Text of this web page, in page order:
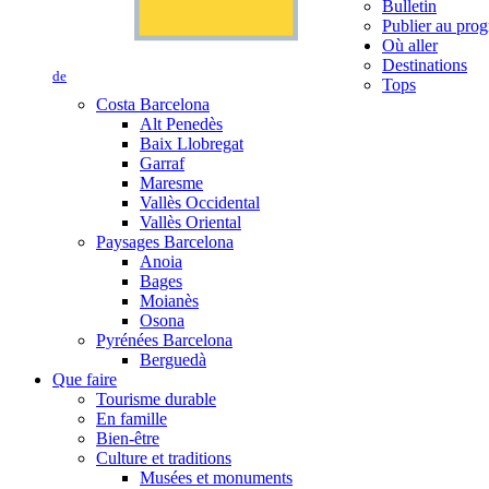
de
Bulletin
Publier au
Où aller
Destinations
Tops
Costa Barcelona
Alt Penedès
Baix Llobregat
Garraf
Maresme
Vallès Occidental
Vallès Oriental
Paysages Barcelona
Anoia
Bages
Moianès
Osona
Pyrénées Barcelona
Berguedà
Que faire
Tourisme durable
En famille
Bien-être
Culture et traditions
Musées et monuments